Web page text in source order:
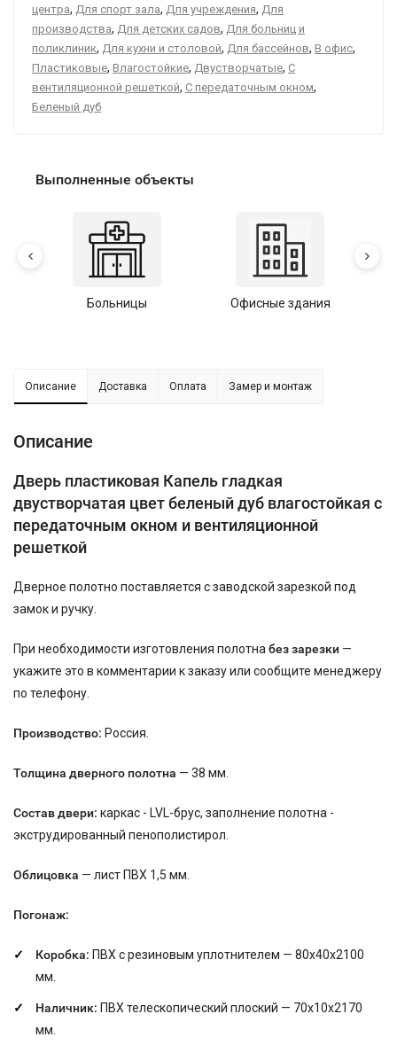
центра, Для спорт зала, Для учреждения, Для
производства, Для детских садов, Для больниц и
поликлиник, Для кухни и столовой, Для бассейнов, В офис,
Пластиковые, Влагостойкие, Двустворчатые, С
вентиляционной решеткой, С передаточным окном,
Беленый дуб
Выполненные объекты
Больницы Офисные здания
Описание Доставка Оплата Замер и монтаж
Описание
Дверь пластиковая Капель гладкая
двустворчатая цвет беленый дуб влагостойкая с
передаточным окном и вентиляционной
решеткой
Дверное полотно поставляется с заводской зарезкой под
замок и ручку.
При необходимости изготовления полотна без зарезки —
укажите это в комментарии к заказу или сообщите менеджеру
по телефону.
Производство: Россия.
Толщина дверного полотна — 38 мм.
Состав двери: каркас - LVL-брус, заполнение полотна -
экструдированный пенополистирол.
Облицовка — лист ПВХ 1,5 мм.
Погонаж:
Коробка: ПВХ с резиновым уплотнителем — 80х40х2100
мм.
Наличник: ПВХ телескопический плоский — 70х10х2170
мм.